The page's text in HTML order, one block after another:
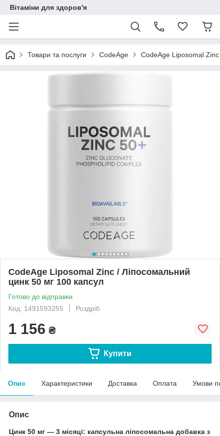
Вітаміни для здоров'я
Товари та послуги CodeAge CodeAge Liposomal
CodeAge Liposomal Zinc / Ліпосомальний
цинк 50 мг 100 капсул
Готово до відправки
Код: 1491593255
Роздріб
1 156 ₴
Купити
Опис Характеристики Доставка Оплата Умови
Опис
Цинк 50 мг — 3 місяці: капсульна ліпосомальна добавка з